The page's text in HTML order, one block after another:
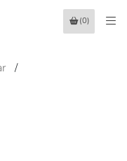
(0)
/